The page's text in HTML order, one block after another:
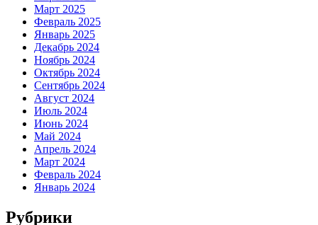
Март 2025
Февраль 2025
Январь 2025
Декабрь 2024
Ноябрь 2024
Октябрь 2024
Сентябрь 2024
Август 2024
Июль 2024
Июнь 2024
Май 2024
Апрель 2024
Март 2024
Февраль 2024
Январь 2024
Рубрики